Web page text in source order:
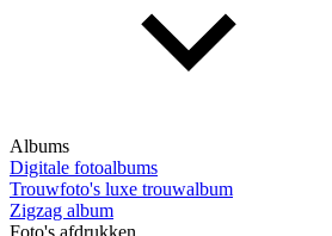
Albums
Digitale fotoalbums
Trouwfoto's luxe trouwalbum
Zigzag album
Foto's afdrukken